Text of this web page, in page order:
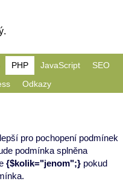
PHP JavaScript
SEO
Odkazy
pro pochopení podmínek
podmínka splněna
{$kolik="jenom";} pokud